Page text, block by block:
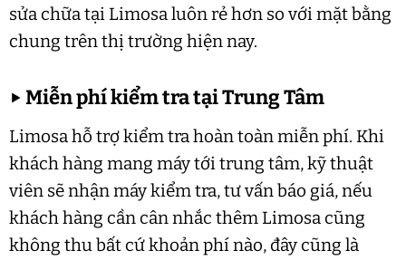
sửa chữa tại Limosa luôn rẻ hơn so với mặt bằng
chung trên thị trường hiện nay.
▶Miễn phí kiểm tra tại Trung Tâm
Limosa hỗ trợ kiểm tra hoàn toàn miễn phí. Khi
khách hàng mang máy tới trung tâm, kỹ thuật
viên sẽ nhận máy kiểm tra, tư vấn báo giá, nếu
khách hàng cần cân nhắc thêm Limosa cũng
không thu bất cứ khoản phí nào, đây cũng là